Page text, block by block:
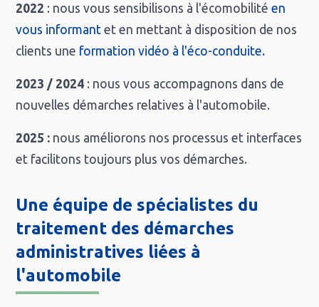
2022 : nous vous sensibilisons à l'écomobilitéen
vous informant et en mettant à disposition de nos
clients une formation vidéo à l'éco-conduite.
2023 / 2024 : nous vous accompagnons dans de
nouvelles démarches relatives à l'automobile.
2025 : nous améliorons nos processus et interfaces
et facilitons toujours plus vos démarches.
Une équipe de spécialistes du
traitement des démarches
administratives liées à
l'automobile